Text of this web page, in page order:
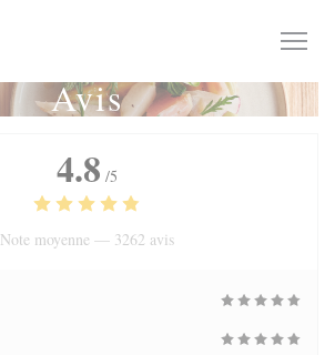
Avis
4.8 /5
Note moyenne — 3262 avis